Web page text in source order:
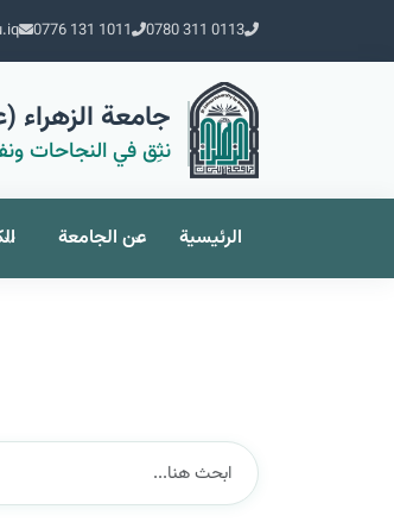
0780 311 0113
0776 131 1011
جامعة الزهراء
نثِق في النجاحات
الرئيسية عن الجامعة